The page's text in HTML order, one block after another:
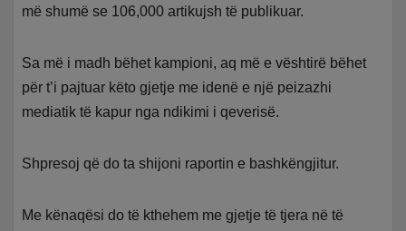
më shumë se 106,000 artikujsh të publikuar.
Sa më i madh bëhet kampioni, aq më e vështirë bëhet
për t’i pajtuar këto gjetje me idenë e një peizazhi
mediatik të kapur nga ndikimi i qeverisë.
Shpresoj që do ta shijoni raportin e bashkëngjitur.
Me kënaqësi do të kthehem me gjetje të tjera në të